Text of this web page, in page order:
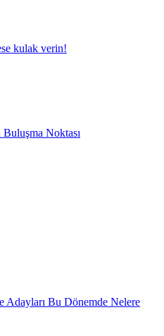
kulak verin!
Noktası
Adayları Bu Dönemde Nelere